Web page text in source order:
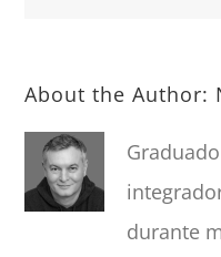
About the Author:
durante